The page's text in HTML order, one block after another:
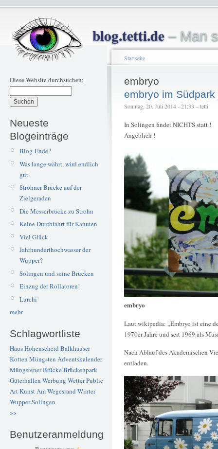
blog.tetti.de– Man
Diese Website durchsuchen:
Neueste
Blogeinträge
Blog-Ende?
Was lange währt, wird endlich
gut.
Strohner Brücke auf der
Zielgeraden
Die Messerbrücke zu Strohn
Keine Durchfahrt für Kanuten
Viel Glück
Jahrhunderthochwasser der
Wupper?
Solingen und seine Brücken
Einzug der Rollatoren!
Lurchi
mehr
Schlagwortliste
Haus Hohenscheid Balkhauser
Kotten Müngsten Adventskalender
Müngstener BrückeBrückenpark
Güterhallen Werbung WetterPublic
ArtKunstAm Wegesrand Winter
WupperSolingen
>>
Benutzeranmeldung
Startseite
embryo
embryo im Südpark
Sonntag, 20. Juli 2014 - 21:33 – tetti
In Solingen findet NICHTS statt !
Angeblich !
embryo
Laut wikipedia: „Embryo ist eine
1970er Jahre und seit 1969 als
Nach Ablauf des Akademischen
entladen.